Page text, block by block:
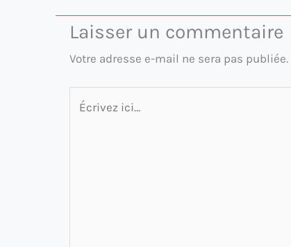
Laisser un commentaire
Votre adresse e-mail ne sera pas publiée.
Écrivez